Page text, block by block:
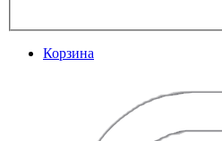
Корзина